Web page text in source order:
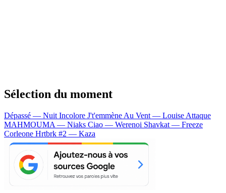
Sélection du moment
Dépassé — Nuit Incolore J't'emmène Au Vent — Louise Attaque
MAHMOUMA — Niaks Ciao — Werenoi Shavkat — Freeze
Corleone Hrtbrk #2 — Kaza